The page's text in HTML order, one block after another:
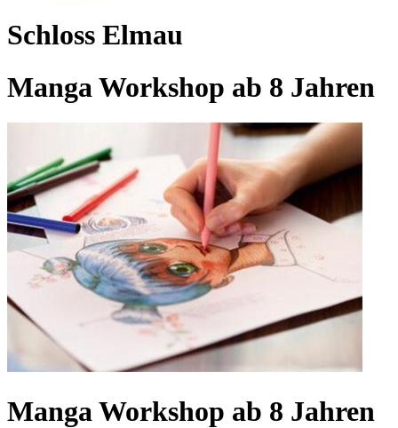
Schloss Elmau
Manga Workshop ab 8 Jahren
Manga Workshop ab 8 Jahren